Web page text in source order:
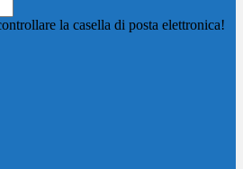
la casella di posta elettronica!